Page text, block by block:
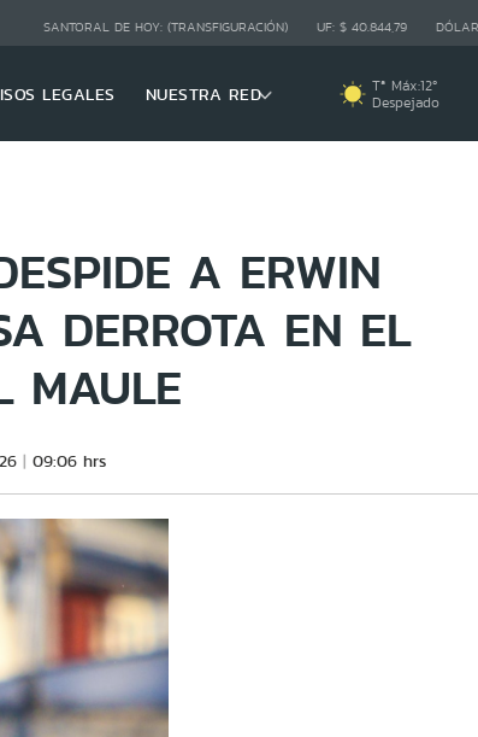
SANTORAL DE HOY: (TRANSFIGURACIÓN) UF: $ 40.844,79
LEGALES NUESTRA RED Tª Máx:12º
Despejado
A ERWIN
DERROTA EN EL
MAULE
09:06 hrs